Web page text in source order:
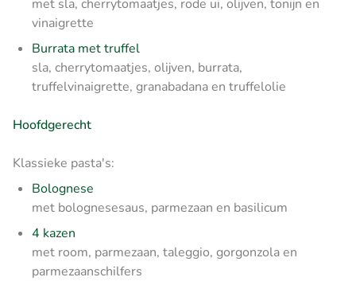
met sla, cherrytomaatjes, rode ui, olijven, tonijn en
vinaigrette
Burrata met truffel
sla, cherrytomaatjes, olijven, burrata,
truffelvinaigrette, granabadana en truffelolie
Hoofdgerecht
Klassieke pasta's:
Bolognese
met bolognesesaus, parmezaan en basilicum
4 kazen
met room, parmezaan, taleggio, gorgonzola en
parmezaanschilfers